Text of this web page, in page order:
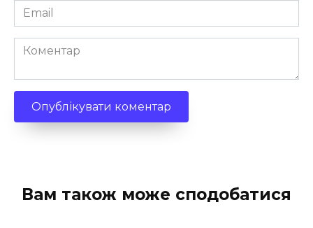
Email
*
Коментар
Вам також може сподобатися